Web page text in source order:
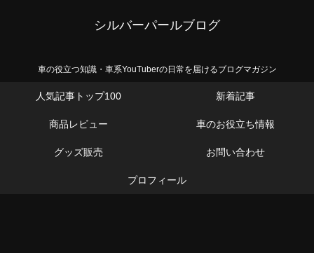
シルバーパールブログ
車の役立つ知識・車系YouTuberの日常を届けるブログマガジン
人気記事トップ100 新着記事
商品レビュー 車のお役立ち情報
グッズ販売 お問い合わせ
プロフィール